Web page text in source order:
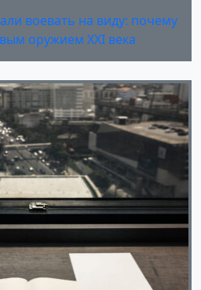
воевать на виду: почему
оружием XXI века